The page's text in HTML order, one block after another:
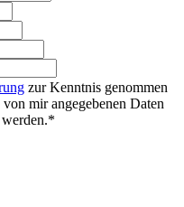
zur Kenntnis genommen
mir angegebenen Daten
*